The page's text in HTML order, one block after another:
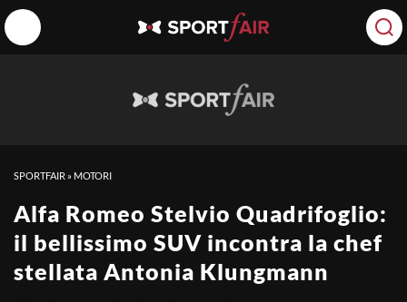
SPORTFAIR » MOTORI
Alfa Romeo Stelvio Quadrifoglio:
il bellissimo SUV incontra la chef
stellata Antonia Klungmann